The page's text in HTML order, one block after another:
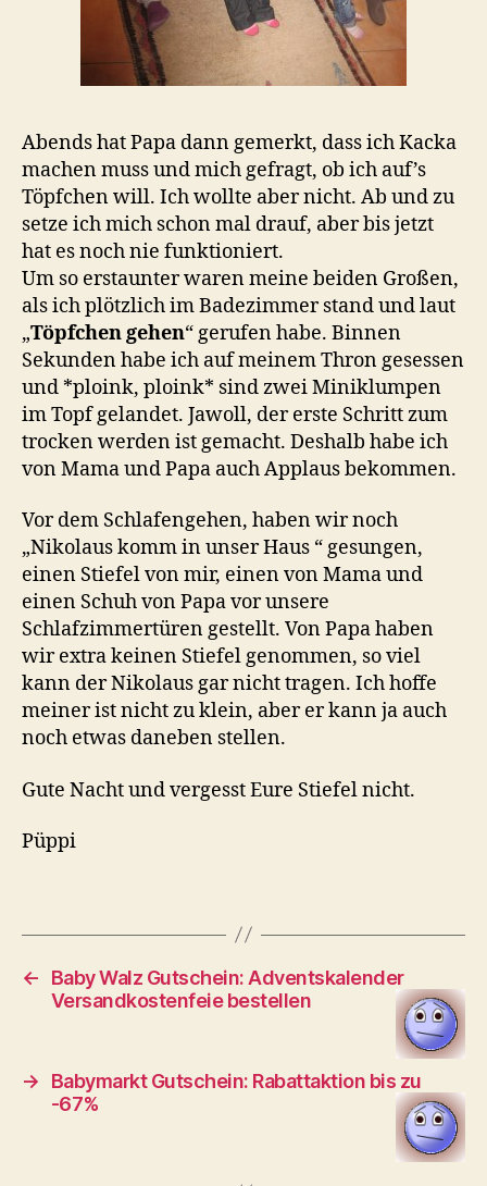
Abends hat Papa dann gemerkt, dass ich Kacka
machen muss und mich gefragt, ob ich auf’s
Töpfchen will. Ich wollte aber nicht. Ab und zu
setze ich mich schon mal drauf, aber bis jetzt
hat es noch nie funktioniert.
Um so erstaunter waren meine beiden Großen,
als ich plötzlich im Badezimmer stand und laut
„Töpfchen gehen“ gerufen habe. Binnen
Sekunden habe ich auf meinem Thron gesessen
und *ploink, ploink* sind zwei Miniklumpen
im Topf gelandet. Jawoll, der erste Schritt zum
trocken werden ist gemacht. Deshalb habe ich
von Mama und Papa auch Applaus bekommen.
Vor dem Schlafengehen, haben wir noch
„Nikolaus komm in unser Haus “ gesungen,
einen Stiefel von mir, einen von Mama und
einen Schuh von Papa vor unsere
Schlafzimmertüren gestellt. Von Papa haben
wir extra keinen Stiefel genommen, so viel
kann der Nikolaus gar nicht tragen. Ich hoffe
meiner ist nicht zu klein, aber er kann ja auch
noch etwas daneben stellen.
Gute Nacht und vergesst Eure Stiefel nicht.
Püppi
←
Baby Walz Gutschein: Adventskalender
Versandkostenfeie bestellen
→
Babymarkt Gutschein: Rabattaktion bis zu
-67%